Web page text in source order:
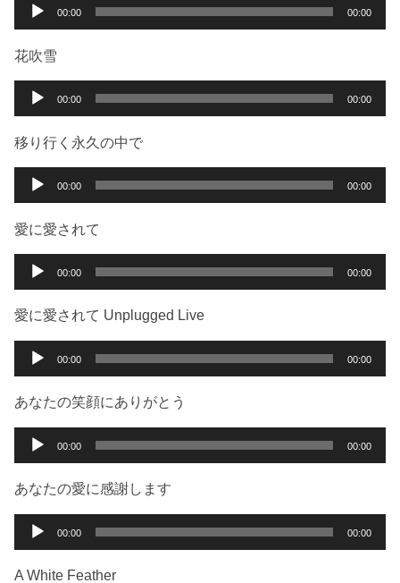
ー
プ
レ
ー
00:00 00:00
花吹雪
プ
レ
ー
00:00 00:00
移り行く永久の中で
プ
レ
ー
00:00 00:00
愛に愛されて
プ
ー
00:00 00:00
愛に愛されて Unplugged Live
プ
レ
ー
00:00 00:00
あなたの笑顔にありがとう
プ
レ
ー
00:00 00:00
あなたの愛に感謝します
プ
00:00 00:00
A White Feather